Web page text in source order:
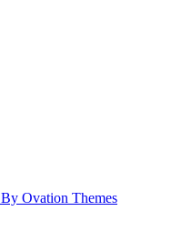
By Ovation Themes